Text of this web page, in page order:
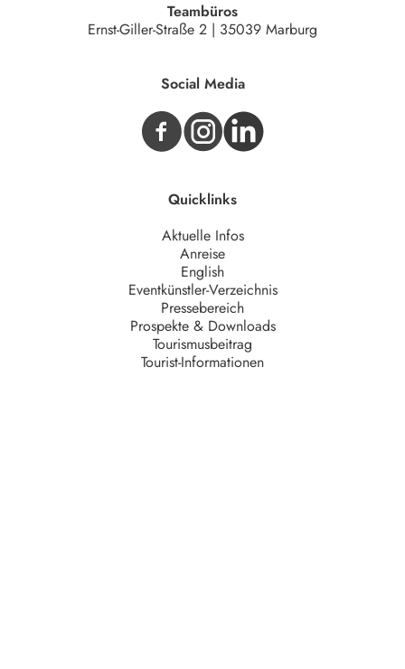
Teambüros
Ernst-Giller-Straße 2 | 35039 Marburg
Social Media
Quicklinks
Aktuelle Infos
Anreise
English
Eventkünstler-Verzeichnis
Pressebereich
Prospekte & Downloads
Tourismusbeitrag
Tourist-Informationen